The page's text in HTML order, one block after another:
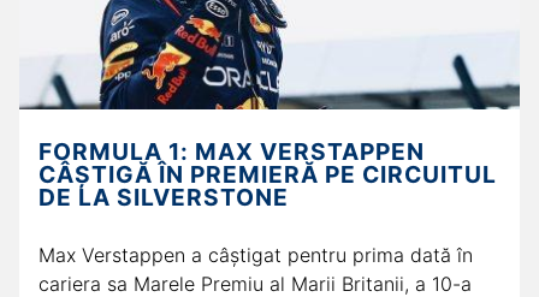
FORMULA 1: MAX VERSTAPPEN
CÂȘTIGĂ ÎN PREMIERĂ PE CIRCUITUL
DE LA SILVERSTONE
Max Verstappen a câștigat pentru prima dată în
cariera sa Marele Premiu al Marii Britanii, a 10-a